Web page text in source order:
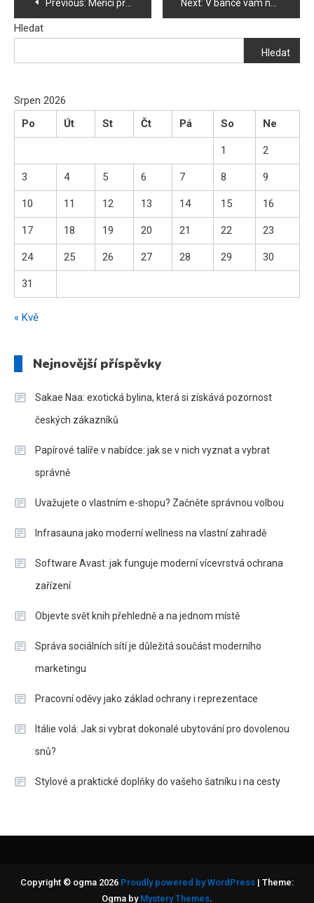
pro
příspěvek
Previous: Měřicí přístroje pro analýzu spalin jsou klíčem k efektivnímu spalování Next: V bance vám nechtějí dát úvěr? Zde ho získáte pokaždé
Hledat
Hledat
Srpen 2026
Po
Út St Čt Pá So Ne
1 2
3 4 5 6 7 8 9
10 11 12 13 14 15 16
17 18 19 20 21 22 23
24 25 26 27 28 29 30
31
« Kvě
Nejnovější příspěvky
Sakae Naa: exotická bylina, která si získává pozornost
českých zákazníků
Papírové talíře v nabídce: jak se v nich vyznat a vybrat
správně
Uvažujete o vlastním e-shopu? Začněte správnou volbou
Infrasauna jako moderní wellness na vlastní zahradě
Software Avast: jak funguje moderní vícevrstvá ochrana
zařízení
Objevte svět knih přehledně a na jednom místě
Správa sociálních sítí je důležitá součást moderního
marketingu
Pracovní oděvy jako základ ochrany i reprezentace
Itálie volá: Jak si vybrat dokonalé ubytování pro dovolenou
snů?
Stylové a praktické doplňky do vašeho šatníku i na cesty
Copyright © ogma 2026 Proudly powered by WordPress | Theme:
Ogma by Mystery Themes.